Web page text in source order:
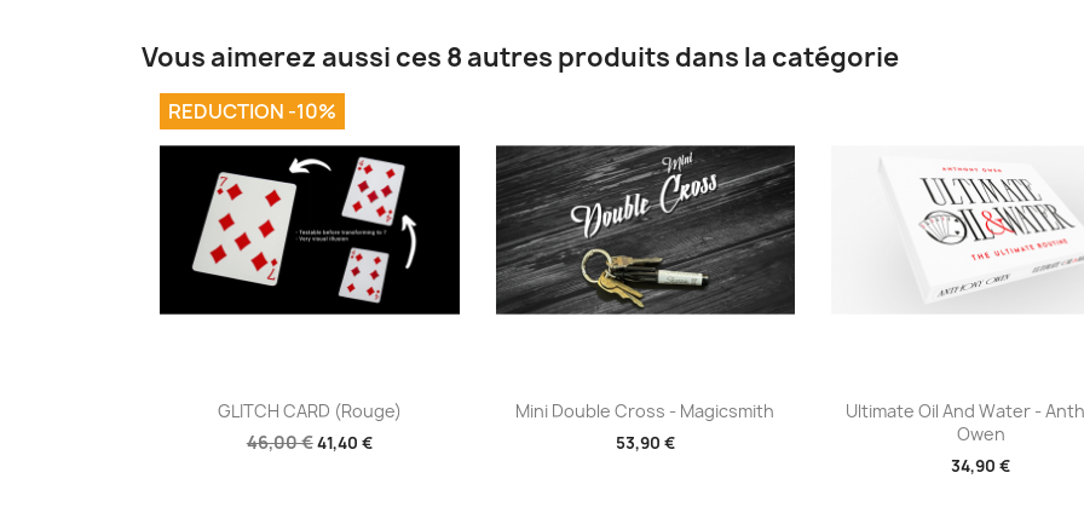
Vous aimerez aussi ces 8 autres produits dans la catégorie
Aperçu rapide
GLITCH CARD (Rouge)
46,00 €41,40 €
REDUCTION -10%
Aperçu rapide
Mini Double Cross - Magicsmith
53,90 €
Aperçu rapide
Ultimate Oil And Water -
Owen
34,90 €